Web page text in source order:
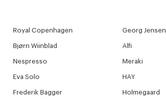
Royal Copenhagen Georg Jensen
Bjørn Wiinblad Alfi
Nespresso Meraki
Eva Solo HAY
Frederik Bagger Holmegaard